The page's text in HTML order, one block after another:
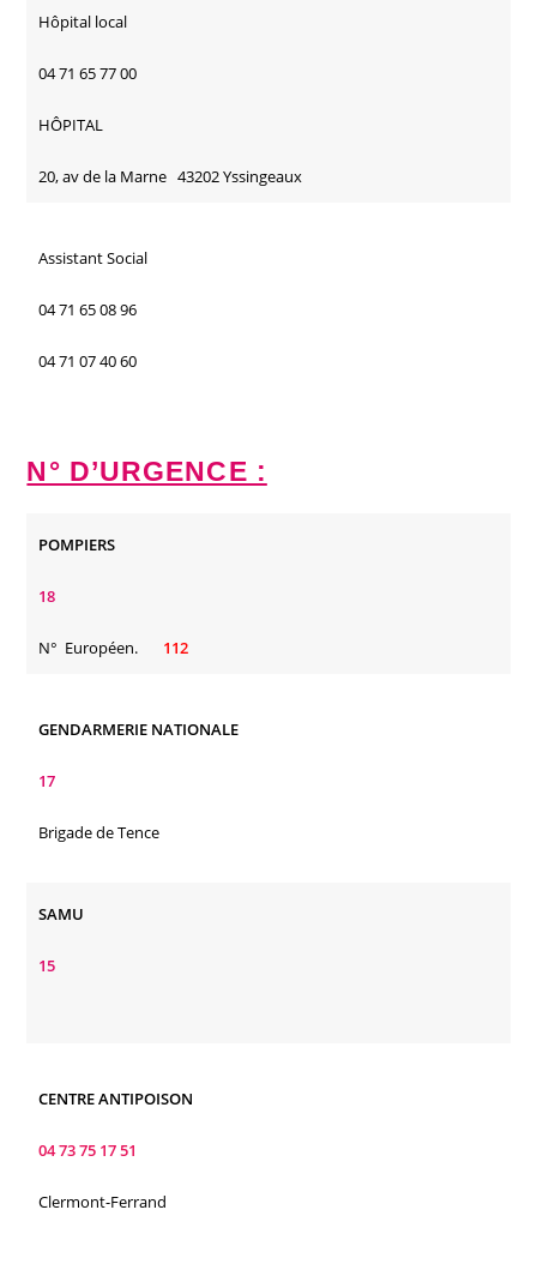
Hôpital local
04 71 65 77 00
HÔPITAL
20, av de la Marne 43202 Yssingeaux
Assistant Social
04 71 65 08 96
04 71 07 40 60
N° D’URGENCE :
POMPIERS
18
N° Européen. 112
GENDARMERIE NATIONALE
17
Brigade de Tence
SAMU
15
CENTRE ANTIPOISON
04 73 75 17 51
Clermont-Ferrand